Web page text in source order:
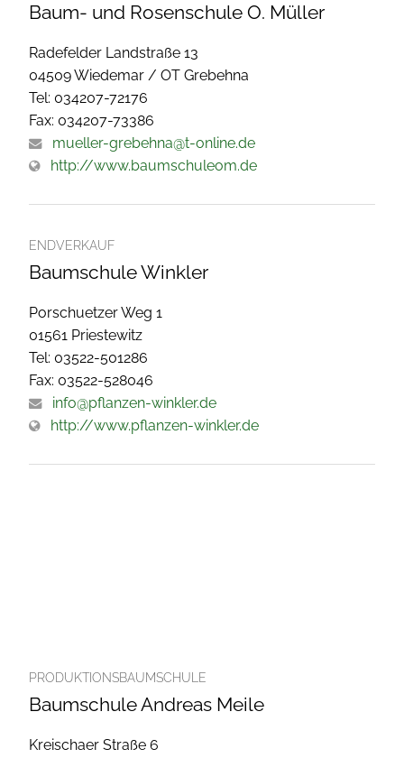
Baum- und Rosenschule O. Müller
Radefelder Landstraße 13
04509 Wiedemar / OT Grebehna
Tel: 034207-72176
Fax: 034207-73386
mueller-grebehna@t-online.de
http://www.baumschuleom.de
ENDVERKAUF
Baumschule Winkler
Porschuetzer Weg 1
01561 Priestewitz
Tel: 03522-501286
Fax: 03522-528046
info@pflanzen-winkler.de
http://www.pflanzen-winkler.de
PRODUKTIONSBAUMSCHULE
Baumschule Andreas Meile
Kreischaer Straße 6